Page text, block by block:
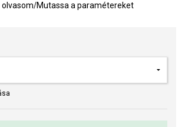
szolgáló segédeszköz
és gyöngyeink beépítése
olvasom/Mutassa a paramétereket